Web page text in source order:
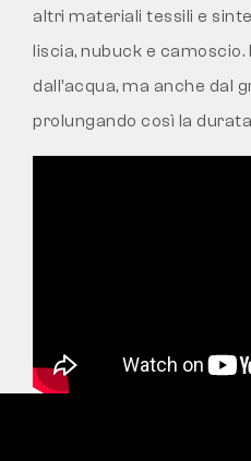
altri materiali tessili e
liscia, nubuck e camoscio.
dall’acqua, ma anche dal
prolungando così la